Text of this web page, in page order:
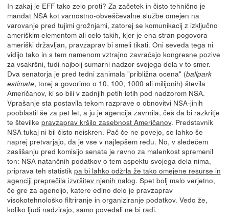
In zakaj je EFF tako zelo proti? Za začetek in čisto tehnično je
mandat NSA kot varnostno-obveščevalne službe omejen na
varovanje pred tujimi grožnjami, zatorej se komunikacij z izključno
ameriškim elementom ali celo takih, kjer je ena stran pogovora
ameriški državljan, pravzaprav bi smeli tikati. Oni seveda tega ni
vidijo tako in s tem namenom vztrajno zavračajo kongresne pozive
za vsakršni, tudi najbolj sumarni nadzor svojega dela v to smer.
Dva senatorja je pred tedni zanimala "približna ocena" (ballpark
estimate, torej a govorimo o 10, 100, 1000 ali milijonih) števila
Američanov, ki so bili v zadnjih petih letih pod nadzorom NSA.
Vprašanje sta postavila tekom razprave o obnovitvi NSA-jinih
pooblastil še za pet let, a ju je agencija zavrnila, češ da bi razkritje
te številke pravzaprav kršilo zasebnost Američanov. Predstavnik
NSA tukaj ni bil čisto neiskren. Pač če ne povejo, se lahko še
naprej pretvarjajo, da je vse v najlepšem redu. No, v sledečem
zaslišanju pred komisijo senata je ravno za malenkost spremenil
ton: NSA natančnih podatkov o tem aspektu svojega dela nima,
priprava teh statistik pa bi lahko odžrla že tako omejene resurse in
agenciji preprečila izvršitev njenih nalog. Spet bolj malo verjetno,
če gre za agencijo, katere edino delo je pravzaprav
visokotehnološko filtriranje in organiziranje podatkov. Vedo že,
koliko ljudi nadzirajo, samo povedali ne bi radi.